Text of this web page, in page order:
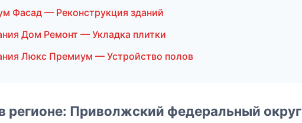
Фасад — Реконструкция зданий
Дом Ремонт — Укладка плитки
Люкс Премиум — Устройство полов
регионе: Приволжский федеральный округ